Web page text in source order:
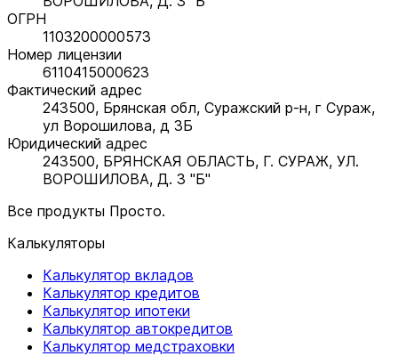
ОГРН
1103200000573
Номер лицензии
6110415000623
Фактический адрес
243500, Брянская обл, Суражский р-н, г Сураж,
ул Ворошилова, д 3Б
Юридический адрес
243500, БРЯНСКАЯ ОБЛАСТЬ, Г. СУРАЖ, УЛ.
ВОРОШИЛОВА, Д. 3 "Б"
Все продукты Просто.
Калькуляторы
Калькулятор вкладов
Калькулятор кредитов
Калькулятор ипотеки
Калькулятор автокредитов
Калькулятор медстраховки